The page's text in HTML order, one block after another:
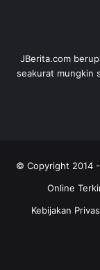
JBerita.com
seakurat mungkin
© Copyright 2014
Online
Kebijakan